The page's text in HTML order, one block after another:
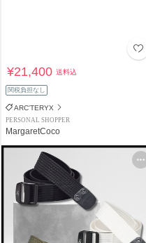
¥21,400送料込
関税負担なし
ARC'TERYX
PERSONAL SHOPPER
MargaretCoco